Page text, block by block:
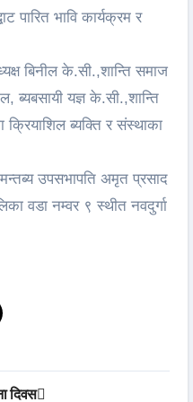
पारित भावि कार्यक्रम र
बिनील के.सी.,शान्ति समाज
ब्यबसायी यज्ञ के.सी.,शान्ति
ब्यक्ति र संस्थाका
उपसभापति अमृत प्रसाद
वडा नम्वर ९ स्थीत नवदुर्गा
दिवस